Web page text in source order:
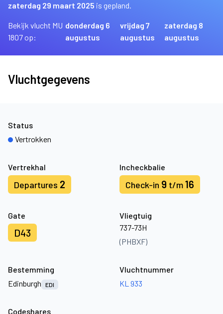
zaterdag 29 maart 2025 is gepland.
Bekijk vlucht MU
1807 op:
donderdag 6
augustus
vrijdag 7
augustus
zaterdag 8
augustus
Vluchtgegevens
Vertrekhal
Departures 2
Incheckbalie
Check-in 9 t/m16
Gate
D43
Vliegtuig
737-73H
(PHBXF)
Status
Vertrokken
Bestemming
Edinburgh
EDI
Vluchtnummer
KL 933
Codeshares